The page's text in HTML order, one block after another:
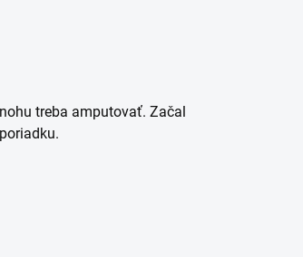
treba amputovať. Začal